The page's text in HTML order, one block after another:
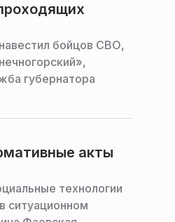
бойцов СВО,
губернатора
акты
технологии
ситуационном